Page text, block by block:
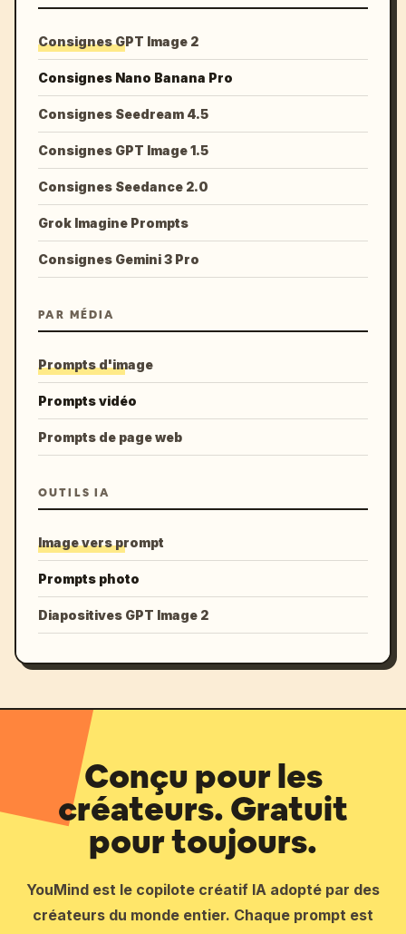
Consignes GPT Image 2
Consignes Nano Banana Pro
Consignes Seedream 4.5
Consignes GPT Image 1.5
Consignes Seedance 2.0
Grok Imagine Prompts
Consignes Gemini 3 Pro
PAR MÉDIA
Prompts d'image
Prompts vidéo
Prompts de page web
OUTILS IA
Image vers prompt
Prompts photo
Diapositives GPT Image 2
Conçu pour les
créateurs. Gratuit
pour toujours.
YouMind est le copilote créatif IA adopté par des
créateurs du monde entier. Chaque prompt est